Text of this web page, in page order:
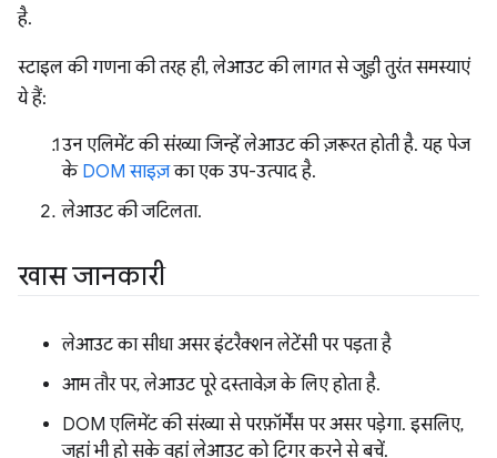
है.
स्टाइल की गणना की तरह ही, लेआउट की लागत से जुड़ी तुरंत समस्याएं
ये हैं:
उन एलिमेंट की संख्या जिन्हें लेआउट की ज़रूरत होती है. यह पेज
के DOM साइज़का एक उप-उत्पाद है.
लेआउट की जटिलता.
खास जानकारी
लेआउट का सीधा असर इंटरैक्शन लेटेंसी पर पड़ता है
आम तौर पर, लेआउट पूरे दस्तावेज़ के लिए होता है.
DOM एलिमेंट की संख्या से परफ़ॉर्मेंस पर असर पड़ेगा. इसलिए,
जहां भी हो सके वहां लेआउट को ट्रिगर करने से बचें.